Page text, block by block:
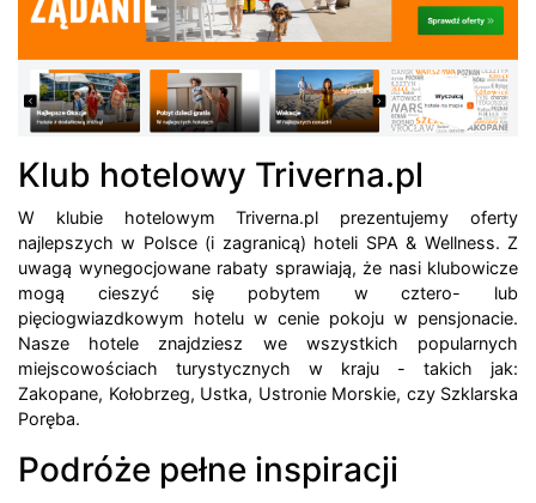
Klub hotelowy Triverna.pl
W klubie hotelowym Triverna.pl prezentujemy oferty
najlepszych w Polsce (i zagranicą) hoteli SPA & Wellness. Z
uwagą wynegocjowane rabaty sprawiają, że nasi klubowicze
mogą cieszyć się pobytem w cztero- lub
pięciogwiazdkowym hotelu w cenie pokoju w pensjonacie.
Nasze hotele znajdziesz we wszystkich popularnych
miejscowościach turystycznych w kraju - takich jak:
Zakopane, Kołobrzeg, Ustka, Ustronie Morskie, czy Szklarska
Poręba.
Podróże pełne inspiracji